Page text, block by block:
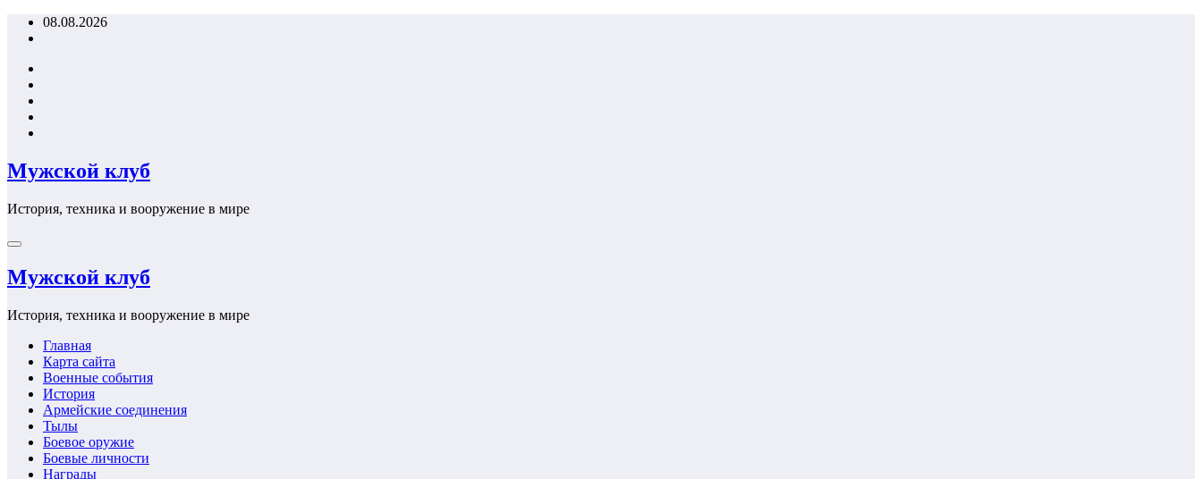
Перейти08.08.2026
Мужской клуб
История, техника и вооружение в мире
Мужской клуб
История, техника и вооружение в мире
Главная
Карта сайта
Военные события
История
Армейские соединения
Тылы
Боевое оружие
Боевые личности
Награды